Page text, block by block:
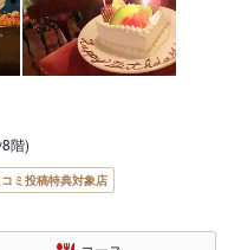
階)
ミ投稿特典対象店